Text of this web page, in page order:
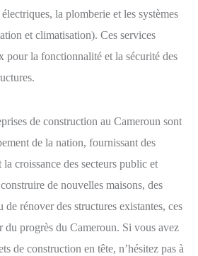
la plomberie et les systèmes
et climatisation). Ces services
pour la fonctionnalité et la sécurité des
de construction au Cameroun sont
de la nation, fournissant des
croissance des secteurs public et
de nouvelles maisons, des
rénover des structures existantes, ces
du progrès du Cameroun. Si vous avez
de construction en tête, n’hésitez pas à